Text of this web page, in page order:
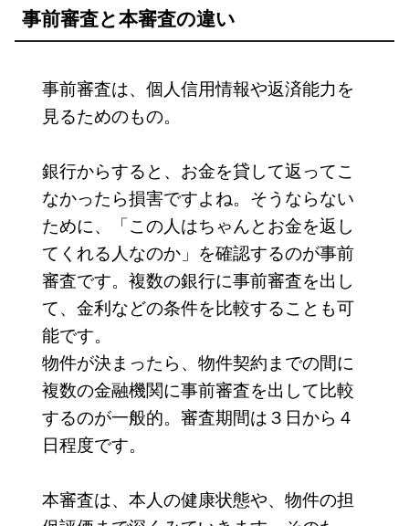
事前審査と本審査の違い
事前審査は、個人信用情報や返済能力を
見るためのもの。
銀行からすると、お金を貸して返ってこ
なかったら損害ですよね。そうならない
ために、「この人はちゃんとお金を返し
てくれる人なのか」を確認するのが事前
審査です。複数の銀行に事前審査を出し
て、金利などの条件を比較することも可
能です。
物件が決まったら、物件契約までの間に
複数の金融機関に事前審査を出して比較
するのが一般的。審査期間は３日から４
日程度です。
本審査は、本人の健康状態や、物件の担